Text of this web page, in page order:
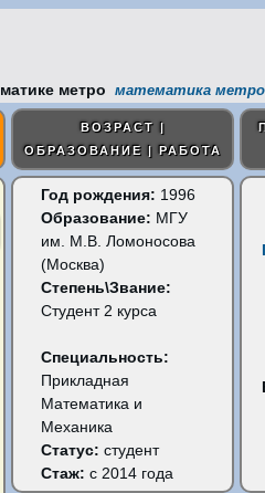
математика
ВОЗРАСТ |
ОБРАЗОВАНИЕ | РАБОТА
Год рождения: 1996
Образование: МГУ
им. М.В. Ломоносова
(Москва)
Степень\Звание:
Студент 2 курса
Специальность:
Прикладная
Математика и
Механика
Статус:студент
Стаж: с 2014 года